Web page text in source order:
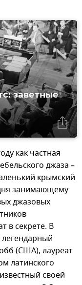
заветные
как частная
джаза –
крымский
занимающему
джазовых
в секрете. В
(США), лауреат
латинского
своей